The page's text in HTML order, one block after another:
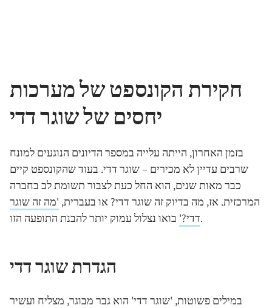
חקירת הקונספט של מערכות
יחסים של שוגר דדי
בזמן האחרון, הייתה עלייה במספר הדיונים הנוגעים למונח
שרבים עדיין לא מכירים – שוגר דדי. בעוד שהקונספט קיים
כבר מאות שנים, הוא החל כעת לצבור תשומת לב בחברה
המרכזית. אז, מה בדיוק זה שוגר דדי? או בעברית, 'מה זה שוגר
דדי?'בואו נצלול עמוק יותר להבנת התופעה הזו.
הגדרת שוגר דדי
במילים פשוטות, 'שוגר דדי' הוא גבר מבוגר, מצליח ועשיר